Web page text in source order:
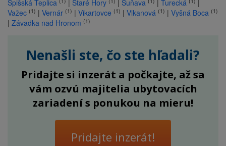
Spišská Teplica
| Staré Hory | Šuňava | Turecká
|
Važec (1) | Vernár (1) | Vikartovce (1) | Vlkanová (1) | Vyšná Boca (1)
| Závadka nad Hronom (1)
Nenašli ste, čo ste hľadali?
Pridajte si inzerát a počkajte, až sa
vám ozvú majitelia ubytovacích
zariadení s ponukou na mieru!
Pridajte inzerát!